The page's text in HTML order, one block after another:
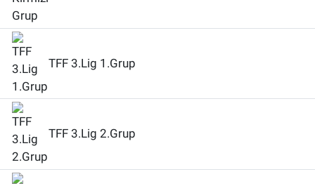
TFF 3.Lig 1.Grup
TFF 3.Lig 2.Grup